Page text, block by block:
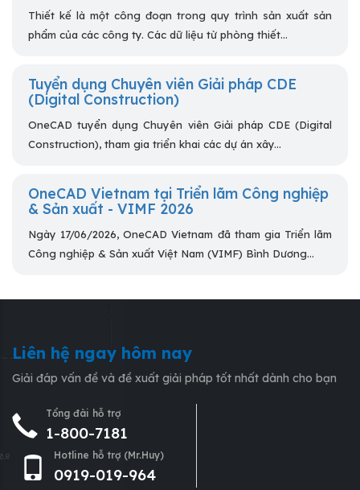
Thiết kế là một công đoạn trong quy trình sản xuất sản
phẩm của các công ty. Các dữ liệu từ phòng thiết...
Tuyển dụng Chuyên viên Giải pháp CDE
(Digital Construction)
OneCAD tuyển dụng Chuyên viên Giải pháp CDE (Digital
Construction), tham gia triển khai các dự án xây...
OneCAD Vietnam tại Triển lãm Công nghiệp
& Sản xuất - VIMF 2026
Ngày 17/06/2026, OneCAD Vietnam đã tham gia Triển lãm
Công nghiệp & Sản xuất Việt Nam (VIMF) Bình Dương...
Liên hệ ngay hôm nay
Giải đáp vấn đề và đề xuất giải pháp tốt nhất dành cho bạn
Tổng đài hỗ trợ
1-800-7181
Hotline hỗ trợ (Mr.Huy)
0919-019-964